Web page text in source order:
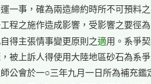
一事，確為兩造締約時所不可預料
程之施作造成影響，受影響之要徑
自得主張情事變更原則之適用。系爭
被上訴人得使用大陸地區砂石為系爭
公會於一○三年九月一日所為補充鑑